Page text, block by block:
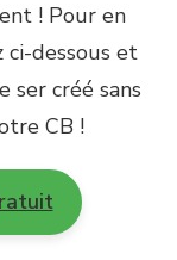
! Pour en
ci-dessous et
ser créé sans
CB !